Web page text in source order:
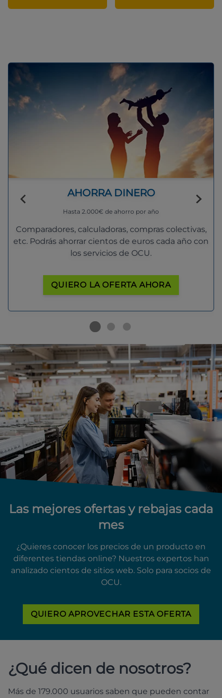
AHORRA DINERO
Hasta 2.000€ de ahorro por año
Comparadores, calculadoras, compras colectivas,
etc. Podrás ahorrar cientos de euros cada año con
los servicios de OCU.
QUIERO LA OFERTA AHORA
Las mejores ofertas y rebajas cada
mes
¿Quieres conocer los precios de un producto en
diferentes tiendas online? Nuestros expertos han
analizado cientos de sitios web. Solo para socios de
OCU.
QUIERO APROVECHAR ESTA OFERTA
¿Qué dicen de nosotros?
Más de 179.000 usuarios saben que pueden contar